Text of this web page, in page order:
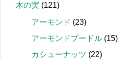
木の実 (121)
アーモンド (23)
アーモンドプードル (15)
カシューナッツ (22)